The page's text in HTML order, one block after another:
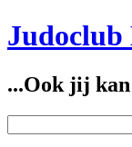
Judoclub
...Ook jij